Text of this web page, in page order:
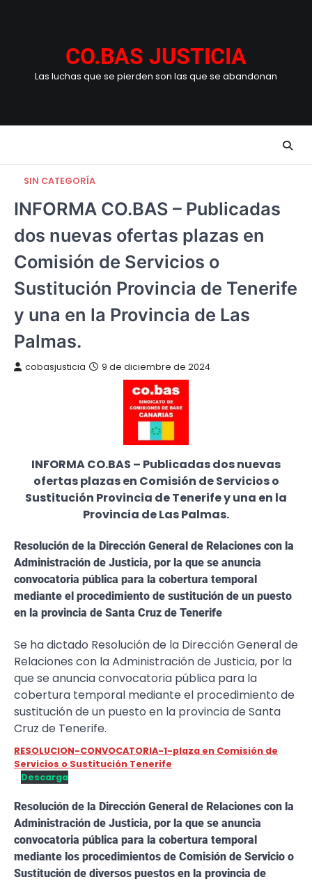
CO.BAS JUSTICIA
Las luchas que se pierden son las que se abandonan
SIN CATEGORÍA
INFORMA CO.BAS – Publicadas
dos nuevas ofertas plazas en
Comisión de Servicios o
Sustitución Provincia de Tenerife
y una en la Provincia de Las
Palmas.
cobasjusticia 9 de diciembre de 2024
INFORMA CO.BAS – Publicadas dos nuevas
ofertas plazas en Comisión de Servicios o
Sustitución Provincia de Tenerife y una en la
Provincia de Las Palmas.
Resolución de la Dirección General de Relaciones con la
Administración de Justicia, por la que se anuncia
convocatoria pública para la cobertura temporal
mediante el procedimiento de sustitución de un puesto
en la provincia de Santa Cruz de Tenerife
Se ha dictado Resolución de la Dirección General de
Relaciones con la Administración de Justicia, por la
que se anuncia convocatoria pública para la
cobertura temporal mediante el procedimiento de
sustitución de un puesto en la provincia de Santa
Cruz de Tenerife.
RESOLUCION-CONVOCATORIA-1-plaza en Comisión de
Servicios o Sustitución Tenerife
Descarga
Resolución de la Dirección General de Relaciones con la
Administración de Justicia, por la que se anuncia
convocatoria pública para la cobertura temporal
mediante los procedimientos de Comisión de Servicio o
Sustitución de diversos puestos en la provincia de